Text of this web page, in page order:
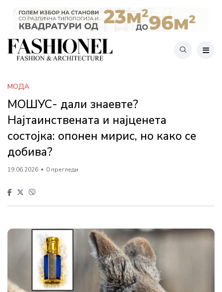
МОДА
МОШУС- дали знаевте?
Најтаинствената и најценета
состојка: опонен мирис, но како се
добива?
19.06.2026 0 прегледи